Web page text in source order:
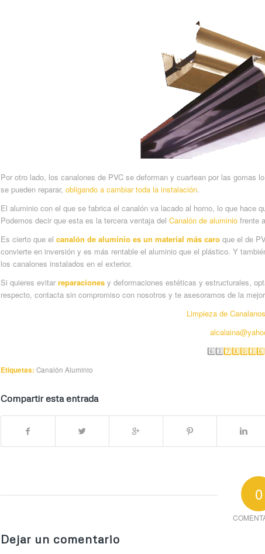
Por otro lado, los canalones de PVC se deforman y cuartean por las gomas
se pueden reparar, obligando a cambiar toda la instalación.
El aluminio con el que se fabrica el canalón va lacado al horno, lo que hace
Podemos decir que esta es la tercera ventaja del Canalón de aluminiofrente
Es cierto que el canalón de aluminio es un material más caroque el de
convierte en inversión y es más rentable el aluminio que el plástico. Y
los canalones instalados en el exterior.
Si quieres evitarreparaciones y deformaciones estéticas y estructurales,
respecto, contacta sin compromiso con nosotros y te asesoramos de la
Limpieza de
6️⃣3️⃣
Etiquetas: Canalón Aluminio
Compartir esta entrada
0
Dejar un comentario